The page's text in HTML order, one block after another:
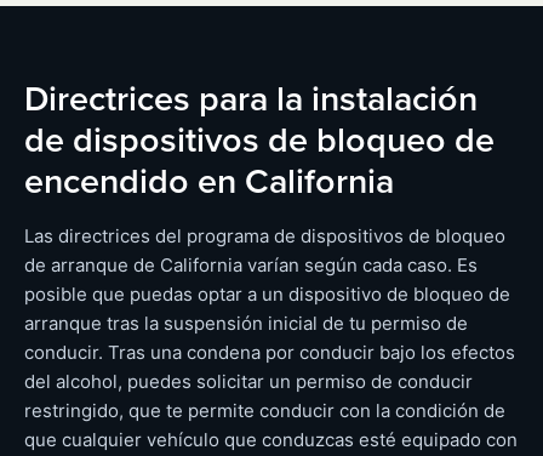
Directrices para la instalación
de dispositivos de bloqueo de
encendido en California
Las directrices del programa de dispositivos de bloqueo
de arranque de California varían según cada caso. Es
posible que puedas optar a un dispositivo de bloqueo de
arranque tras la suspensión inicial de tu permiso de
conducir. Tras una condena por conducir bajo los efectos
del alcohol, puedes solicitar un permiso de conducir
restringido, que te permite conducir con la condición de
que cualquier vehículo que conduzcas esté equipado con